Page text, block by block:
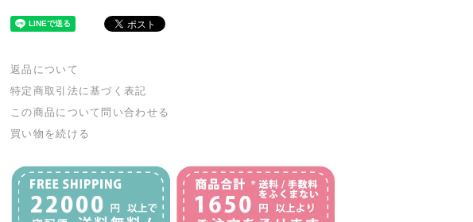
返品について
特定商取引法に基づく表記
この商品について問い合わせる
買い物を続ける